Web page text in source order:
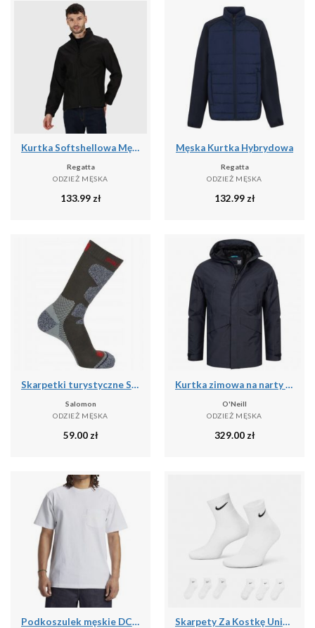
Kurtka Softshellowa Męska Lekka
Regatta
ODZIEŻ MĘSKA
133.99 zł
Męska Kurtka Hybrydowa
Regatta
ODZIEŻ MĘSKA
132.99 zł
Skarpetki turystyczne Salomon Exit Outdoor
Salomon
ODZIEŻ MĘSKA
59.00 zł
Kurtka zimowa na narty i snowboard męska O'Neill 10K/10K
O'Neill
ODZIEŻ MĘSKA
329.00 zł
Podkoszulek męskie DC Shoes 1994 Short Sleeve Knit Skarpety Za Kostkę Unisex Dla Dorosłych (zestaw 6 Sztuk)